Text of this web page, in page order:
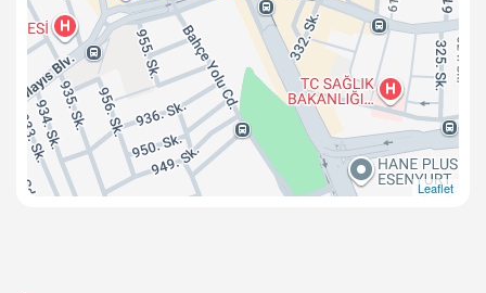
Leaflet